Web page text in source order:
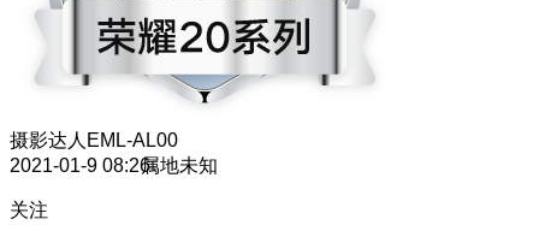
摄影达人 EML-AL00
2021-01-9 08:26属地未知
关注